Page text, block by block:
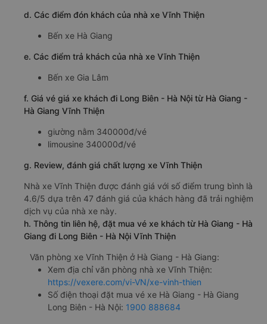
d. Các điểm đón khách của nhà xe Vĩnh Thiện
Bến xe Hà Giang
e. Các điểm trả khách của nhà xe Vĩnh Thiện
Bến xe Gia Lâm
f. Giá vé giá xe khách đi Long Biên - Hà Nội từ Hà Giang -
Hà Giang Vĩnh Thiện
giường nằm 340000đ/vé
limousine 340000đ/vé
g. Review, đánh giá chất lượng xe Vĩnh Thiện
Nhà xe Vĩnh Thiện được đánh giá với số điểm trung bình là
4.6/5 dựa trên 47 đánh giá của khách hàng đã trải nghiệm
dịch vụ của nhà xe này.
h. Thông tin liên hệ, đặt mua vé xe khách từ Hà Giang - Hà
Giang đi Long Biên - Hà Nội Vĩnh Thiện
Văn phòng xe Vĩnh Thiện ở Hà Giang - Hà Giang:
Xem địa chỉ văn phòng nhà xe Vĩnh Thiện:
https://vexere.com/vi-VN/xe-vinh-thien
Số điện thoại đặt mua vé xe Hà Giang - Hà Giang
Long Biên - Hà Nội: 1900 888684